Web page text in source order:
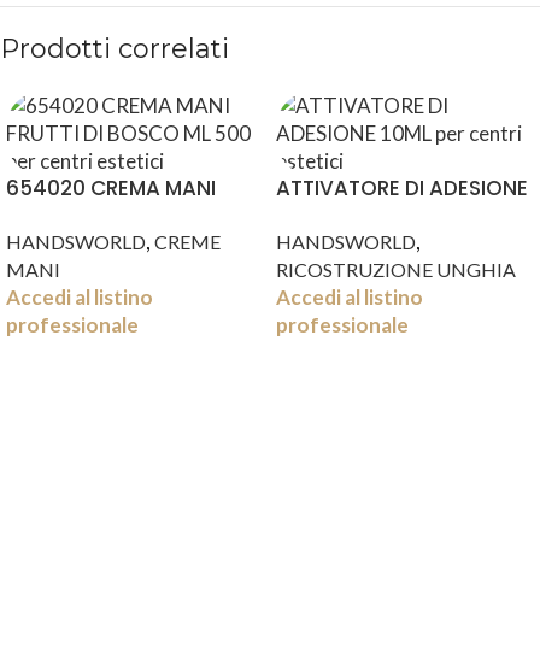
Prodotti correlati
654020 CREMA MANI
HANDSWORLD, CREME
MANI
Accedi al listino
professionale
ATTIVATORE DI ADESIONE
HANDSWORLD,
RICOSTRUZIONE UNGHIA
Accedi al listino
professionale